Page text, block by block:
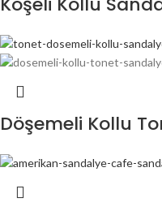
Döşemeli Kollu